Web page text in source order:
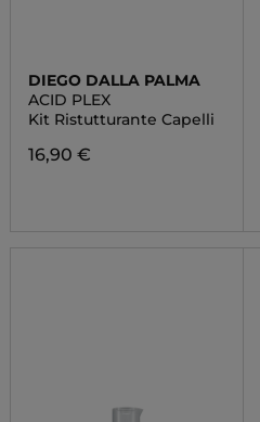
DIEGO DALLA PALMA
ACID PLEX
Kit Ristutturante Capelli
16,90 €